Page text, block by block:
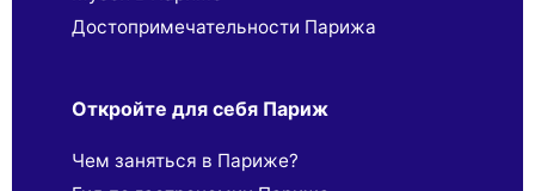
Достопримечательности Парижа
Откройте для себя Париж
Чем заняться в Париже?